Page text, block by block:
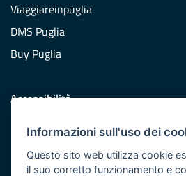
Informazioni sull'uso dei
Questo sito web utilizza cookie
il suo corretto funzionamento e
Viaggiareinpuglia
DMS Puglia
Buy Puglia
Accessibilità
Redazione